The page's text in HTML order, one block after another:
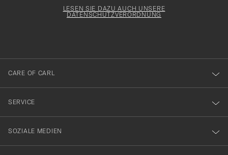
dig
till
vårt
nyhetsbrev!
LESEN SIE DAZU AUCH UNSERE
DATENSCHUTZVERORDNUNG
CARE OF CARL
SERVICE
SOZIALE MEDIEN